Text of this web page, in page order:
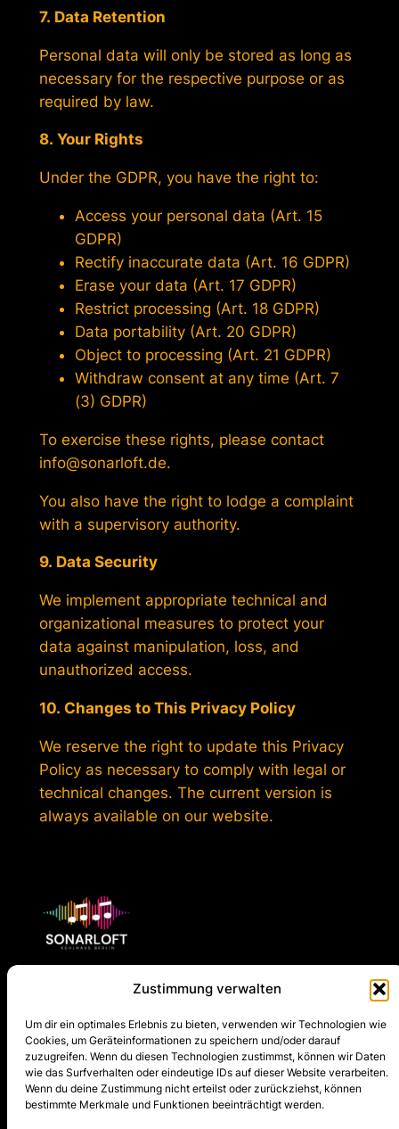
Zustimmung verwalten
Um dir ein optimales Erlebnis zu bieten, verwenden wir Technologien wie
Cookies, um Geräteinformationen zu speichern und/oder darauf
zuzugreifen. Wenn du diesen Technologien zustimmst, können wir Daten
wie das Surfverhalten oder eindeutige IDs auf dieser Website verarbeiten.
Wenn du deine Zustimmung nicht erteilst oder zurückziehst, können
bestimmte Merkmale und Funktionen beeinträchtigt werden.
7. Data Retention
Personal data will only be stored as long as
necessary for the respective purpose or as
required by law.
8. Your Rights
Under the GDPR, you have the right to:
Access your personal data (Art. 15
GDPR)
Rectify inaccurate data (Art. 16 GDPR)
Erase your data (Art. 17 GDPR)
Restrict processing (Art. 18 GDPR)
Data portability (Art. 20 GDPR)
Object to processing (Art. 21 GDPR)
Withdraw consent at any time (Art. 7
(3) GDPR)
To exercise these rights, please contact
info@sonarloft.de.
You also have the right to lodge a complaint
with a supervisory authority.
9. Data Security
We implement appropriate technical and
organizational measures to protect your
data against manipulation, loss, and
unauthorized access.
10. Changes to This Privacy Policy
We reserve the right to update this Privacy
Policy as necessary to comply with legal or
technical changes. The current version is
always available on our website.
About Us
Team
Concerts
Site Map
Concerts
Newsletter
Social
Facebook
Instagram